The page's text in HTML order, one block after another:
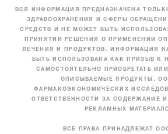
ВСЯ ИНФОРМАЦИЯ ПРЕДНАЗНАЧЕНА
ЗДРАВООХРАНЕНИЯ И СФЕРЫ
СРЕДСТВ И НЕ МОЖЕТ БЫТЬ
ПРИНЯТИИ РЕШЕНИЯ О ПРИМЕНЕНИИ
ЛЕЧЕНИЯ И ПРОДУКТОВ. ИНФОРМАЦИЯ
БЫТЬ ИСПОЛЬЗОВАНА КАК ПРИЗЫВ К
САМОСТОЯТЕЛЬНО ПРИОБРЕТАТЬ
ОПИСЫВАЕМЫЕ ПРОДУКТЫ.
ФАРМАКОЭКОНОМИЧЕСКИХ
ОТВЕТСТВЕННОСТИ ЗА СОДЕРЖАНИЕ
РЕКЛАМНЫХ
ВСЕ ПРАВА ПРИНАДЛЕЖАТ